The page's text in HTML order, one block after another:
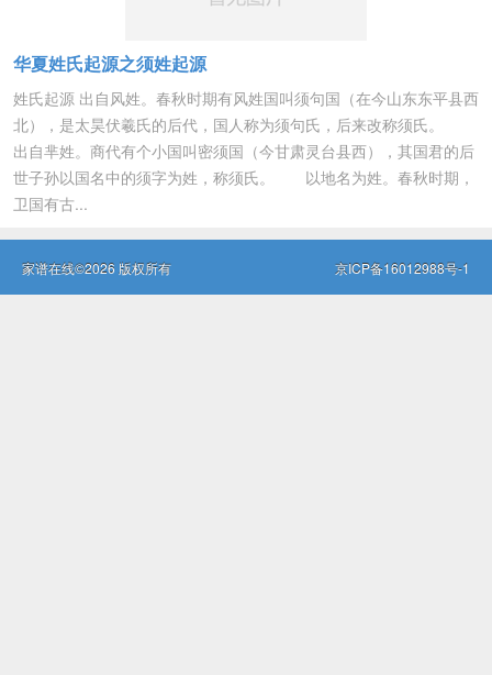
华夏姓氏起源之须姓起源
姓氏起源 出自风姓。春秋时期有风姓国叫须句国（在今山东东平县西
北），是太昊伏羲氏的后代，国人称为须句氏，后来改称须氏。
出自芈姓。商代有个小国叫密须国（今甘肃灵台县西），其国君的后
世子孙以国名中的须字为姓，称须氏。 以地名为姓。春秋时期，
卫国有古...
家谱在线©2026 版权所有 京ICP备16012988号-1